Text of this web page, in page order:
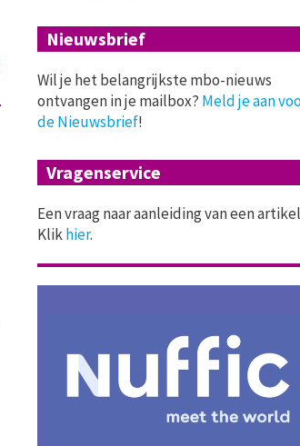
Nieuwsbrief
Wil je het belangrijkste mbo-nieuws
ontvangen in je mailbox? Meld je aan
de Nieuwsbrief!
Vragenservice
Een vraag naar aanleiding van een
Klikhier.